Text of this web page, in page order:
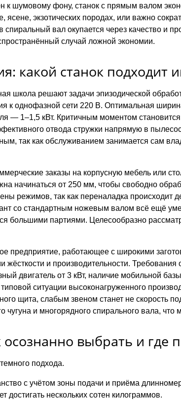
к шумовому фону, станок с прямым валом
экзотических породах, или важно
вал окупается через качество и
случай ложной экономии.
какой станок подходит
школа решают задачи эпизодической
к однофазной сети 220 В. Оптимальная
— 1–1,5 кВт. Критичным моментом
отвода стружки напрямую в
так как обслуживанием занимается сам
заказы на корпусную мебель или
начинаться от 250 мм, чтобы свободно
режимов, так как переналадка происходит
со стандартным ножевым валом всё ещё
большими партиями. Целесообразно
работающее с широкими
жёсткости и производительности.
двигатель от 3 кВт, наличие мобильной
ситуации высоконагруженного
щита, слабым звеном станет не скорость
чугуна и многорядного спирального вала,
выбрать и где
подхода.
с учётом зоны подачи и приёма
достигать нескольких сотен килограммов.